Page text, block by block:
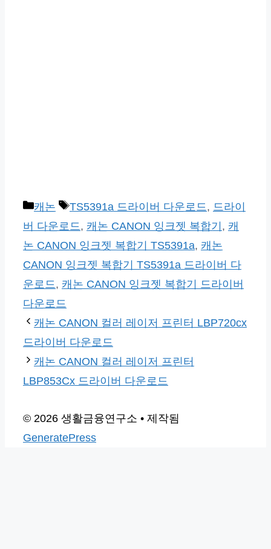
카
테
고
리
캐논
태
그
TS5391a 드라이버 다운로드 , 드라이
버 다운로드 , 캐논 CANON 잉크젯 복합기 , 캐
논 CANON 잉크젯 복합기 TS5391a, 캐논
CANON 잉크젯 복합기 TS5391a 드라이버 다
운로드 , 캐논 CANON 잉크젯 복합기 드라이버
다운로드
캐논 CANON 컬러 레이저 프린터 LBP720cx
드라이버 다운로드
캐논 CANON 컬러 레이저 프린터
LBP853Cx 드라이버 다운로드
© 2026 생활금융연구소 • 제작됨
GeneratePress